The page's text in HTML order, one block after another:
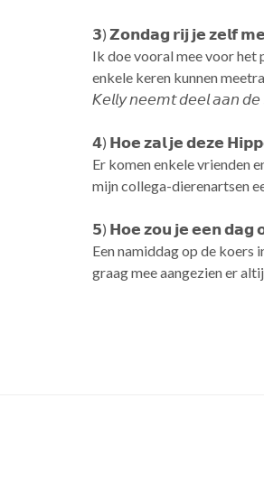
𝟯) 𝗭𝗼𝗻𝗱𝗮𝗴 𝗿𝗶𝗷 𝗷𝗲 𝘇𝗲𝗹𝗳
Ik doe vooral mee voor het
enkele keren kunnen
𝘒𝘦𝘭𝘭𝘺 𝘯𝘦𝘦𝘮𝘵 𝘥𝘦𝘦𝘭 𝘢𝘢𝘯
𝟰) 𝗛𝗼𝗲 𝘇𝗮𝗹 𝗷𝗲 𝗱𝗲𝘇𝗲
Er komen enkele vrienden
mijn collega-dierenartsen
𝟱) 𝗛𝗼𝗲 𝘇𝗼𝘂 𝗷𝗲 𝗲𝗲𝗻 𝗱𝗮𝗴
Een namiddag op de koers
graag mee aangezien er